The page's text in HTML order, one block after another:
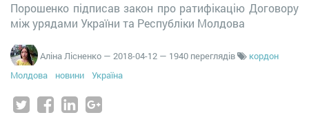
Порошенко підписав закон про ратифікацію Договору
між урядами України та Республіки Молдова
Аліна Лісненко — 2018-04-12 — 1940 переглядів
кордон
Молдова
новини Україна